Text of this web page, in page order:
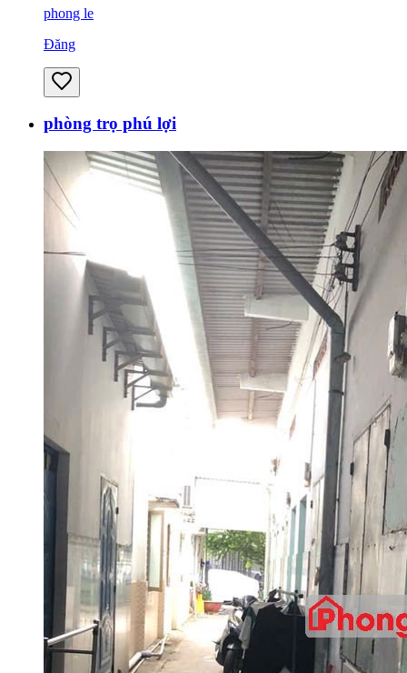
phong le
Đăng
phòng trọ phú lợi